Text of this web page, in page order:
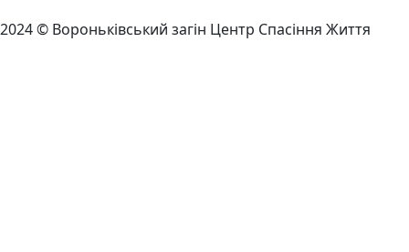
2024 © Вороньківський загін Центр Спасіння Життя